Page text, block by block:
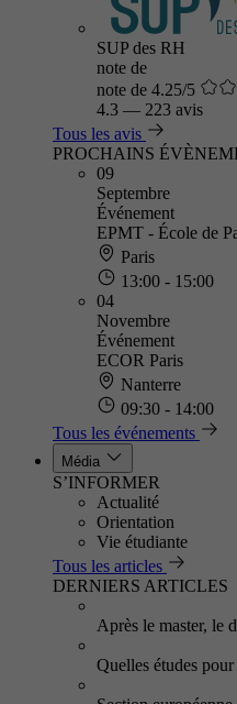
SUP des RH
note de
note de 4.25/5
4.3 — 223 avis
Tous les avis
PROCHAINS
09
Septembre
Événement
EPMT - École de
Paris
13:00 - 15:00
04
Novembre
Événement
ECOR Paris
Nanterre
09:30 - 14:00
Tous les événements
Média
S’INFORMER
Actualité
Orientation
Vie étudiante
Tous les articles
DERNIERS ARTICLES
Après le master, le
Quelles études